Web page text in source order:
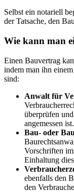
Selbst ein notariell
der Tatsache, den
Wie kann man
Einen Bauvertrag
indem man ihn
sind:
Anwalt für
überprüfen
angemessen ist.
Bau- oder
Vorschriften
Einhaltung
ebenfalls den
den